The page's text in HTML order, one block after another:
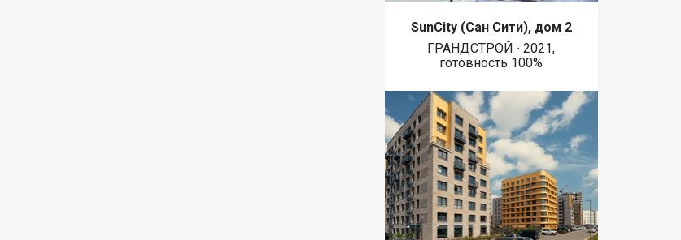
SunCity (Сан Сити), дом 2
ГРАНДСТРОЙ ∙ 2021,
готовность 100%